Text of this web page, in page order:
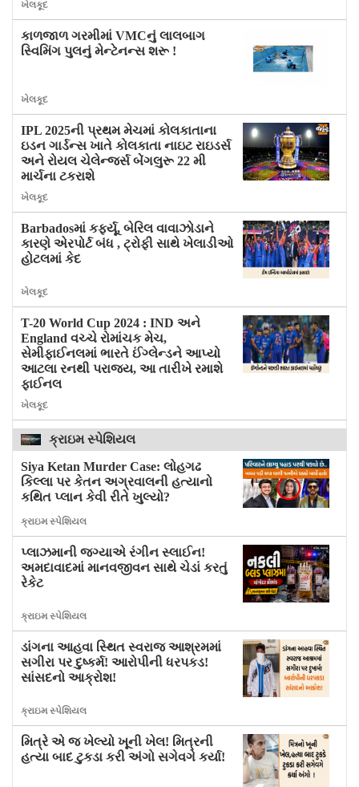
ખેલકૂદ
કાળજાળ ગરમીમાં VMCનું લાલબાગ
સ્વિમિંગ પુલનું મેન્ટેનન્સ શરૂ !
ખેલકૂદ
IPL 2025ની પ્રથમ મેચમાં કોલકાતાના
ઇડન ગાર્ડન્સ ખાતે કોલકાતા નાઇટ રાઇડર્સ
અને રોયલ ચેલેન્જર્સ બેંગલુરૂ 22 મી
માર્ચના ટકરાશે
ખેલકૂદ
Barbadosમાં​​​​​​​ કર્ફ્યૂ, બેરિલ વાવાઝોડાને
કારણે એરપોર્ટ બંધ , ટ્રોફી સાથે ખેલાડીઓ
હોટલમાં કેદ
ખેલકૂદ
T-20 World Cup 2024 : IND અને
England વચ્ચે રોમાંચક મેચ,
સેમીફાઈનલમાં ભારતે ઈંગ્લેન્ડને આપ્યો
આટલા રનથી પરાજય, આ તારીખે રમાશે
ફાઈનલ
ખેલકૂદ
ક્રાઇમ સ્પેશિયલ
Siya Ketan Murder Case: લોહગઢ
કિલ્લા પર કેતન અગ્રવાલની હત્યાનો
કથિત પ્લાન કેવી રીતે ખુલ્યો?
ક્રાઇમ સ્પેશિયલ
પ્લાઝમાની જગ્યાએ રંગીન સ્લાઈન!
અમદાવાદમાં માનવજીવન સાથે ચેડાં કરતું
રેકેટ
ક્રાઇમ સ્પેશિયલ
ડાંગના આહવા સ્થિત સ્વરાજ આશ્રમમાં
સગીરા પર દુષ્કર્મ! આરોપીની ધરપકડ!
સાંસદનો આક્રોશ!
ક્રાઇમ સ્પેશિયલ
મિત્રે એ જ ખેલ્યો ખૂની ખેલ! મિત્રની
હત્યા બાદ ટુકડા કરી અંગો સગેવગે કર્યા!